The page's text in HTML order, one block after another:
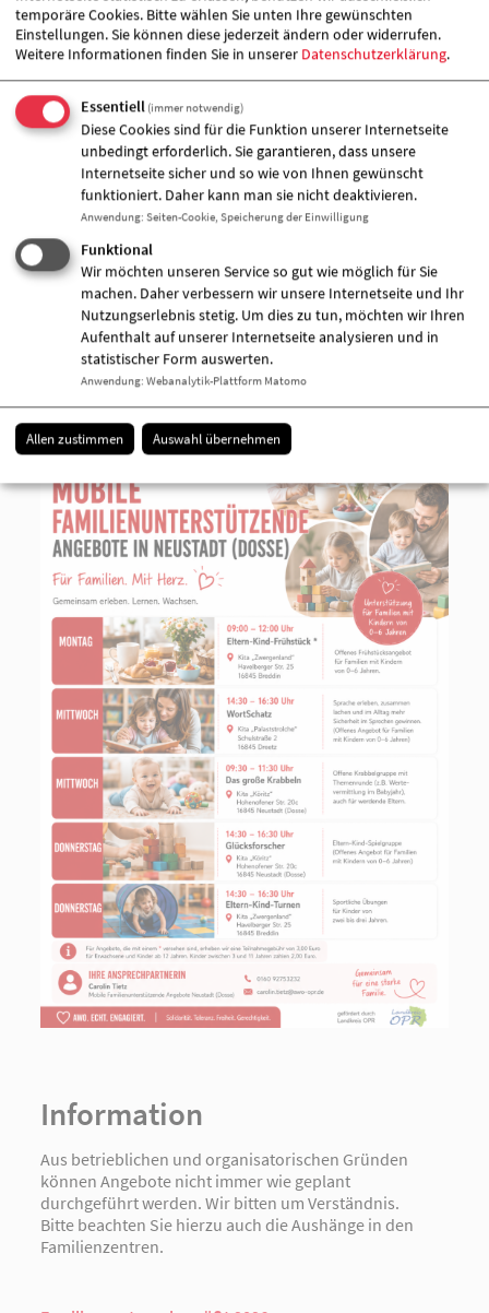
Information
Aus betrieblichen und organisatorischen Gründen
können Angebote nicht immer wie geplant
durchgeführt werden. Wir bitten um Verständnis.
Bitte beachten Sie hierzu auch die Aushänge in den
Familienzentren.
temporäre Cookies. Bitte wählen Sie unten Ihre gewünschten
Einstellungen. Sie können diese jederzeit ändern oder widerrufen.
Weitere Informationen finden Sie in unserer Datenschutzerklärung.
Essentiell (immer notwendig)
Diese Cookies sind für die Funktion unserer Internetseite
unbedingt erforderlich. Sie garantieren, dass unsere
Internetseite sicher und so wie von Ihnen gewünscht
funktioniert. Daher kann man sie nicht deaktivieren.
Anwendung: Seiten-Cookie, Speicherung der Einwilligung
Funktional
Wir möchten unseren Service so gut wie möglich für Sie
machen. Daher verbessern wir unsere Internetseite und Ihr
Nutzungserlebnis stetig. Um dies zu tun, möchten wir Ihren
Aufenthalt auf unserer Internetseite analysieren und in
statistischer Form auswerten.
Anwendung: Webanalytik-Plattform Matomo
Allen zustimmen Auswahl übernehmen